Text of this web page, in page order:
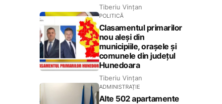
Tiberiu Vințan
POLITICĂ
Clasamentul primarilor
nou aleși din
municipiile, orașele și
comunele din județul
Hunedoara
Tiberiu Vințan
ADMINISTRAȚIE
Alte 502 apartamente